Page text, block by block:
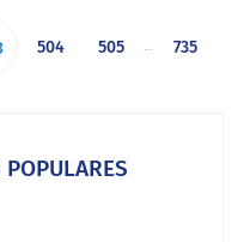
504 505 … 735